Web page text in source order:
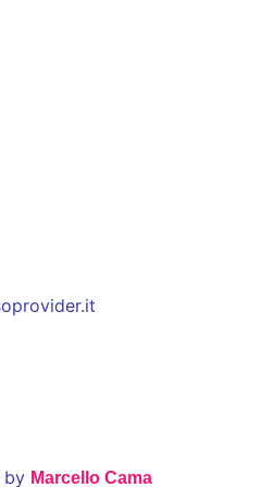
by Marcello Cama